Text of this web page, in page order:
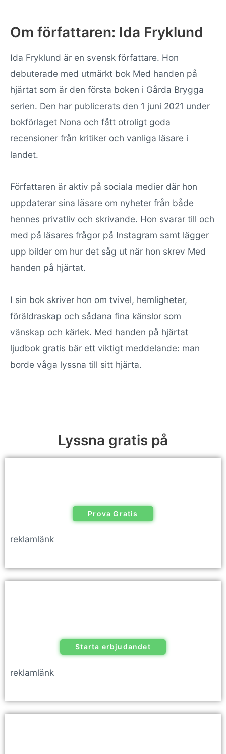
Om författaren: Ida Fryklund
Ida Fryklund är en svensk författare. Hon
debuterade med utmärkt bok Med handen på
hjärtat som är den första boken i Gårda Brygga
serien. Den har publicerats den 1 juni 2021 under
bokförlaget Nona och fått otroligt goda
recensioner från kritiker och vanliga läsare i
landet.
Författaren är aktiv på sociala medier där hon
uppdaterar sina läsare om nyheter från både
hennes privatliv och skrivande. Hon svarar till och
med på läsares frågor på Instagram samt lägger
upp bilder om hur det såg ut när hon skrev Med
handen på hjärtat.
I sin bok skriver hon om tvivel, hemligheter,
föräldraskap och sådana fina känslor som
vänskap och kärlek. Med handen på hjärtat
ljudbok gratis bär ett viktigt meddelande: man
borde våga lyssna till sitt hjärta.
Lyssna gratis på
Prova Gratis
reklamlänk
Starta erbjudandet
reklamlänk